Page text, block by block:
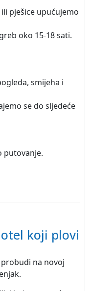
pješice upućujemo
oko 15-18 sati.
smijeha i
se do sljedeće
putovanje.
koji plovi
na novoj